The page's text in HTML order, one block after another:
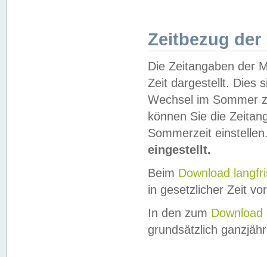
Zeitbezug der
Die Zeitangaben der
Zeit dargestellt. Dies
Wechsel im Sommer
können Sie die
Sommerzeit
eingestellt.
Beim Download
in gesetzlicher Zeit
In den zum Download
grundsätzlich